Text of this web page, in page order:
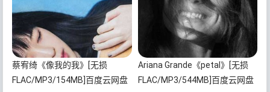
蔡宥绮《像我的我》[无损
FLAC/MP3/154MB]百度云网盘
Ariana Grande《petal》[无损
FLAC/MP3/544MB]百度云网盘